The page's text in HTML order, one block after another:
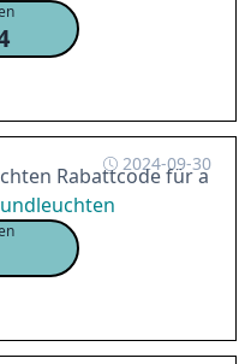
2024-09-30
Rabattcode für a